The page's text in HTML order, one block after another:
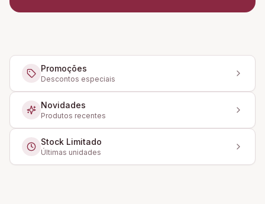
Promoções
Descontos especiais
Novidades
Produtos recentes
Stock Limitado
Últimas unidades